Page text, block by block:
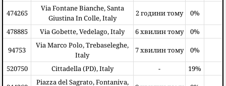
474265
Via Fontane Bianche, Santa
Giustina In Colle, Italy
2 години тому 0%
478885 Via Gobette, Vedelago, Italy 6 хвилин тому 0%
94753
Via Marco Polo, Trebaseleghe,
Italy
7 хвилин тому 0%
520750 Cittadella (PD), Italy - 19%
Piazza del Sagrato, Fontaniva,